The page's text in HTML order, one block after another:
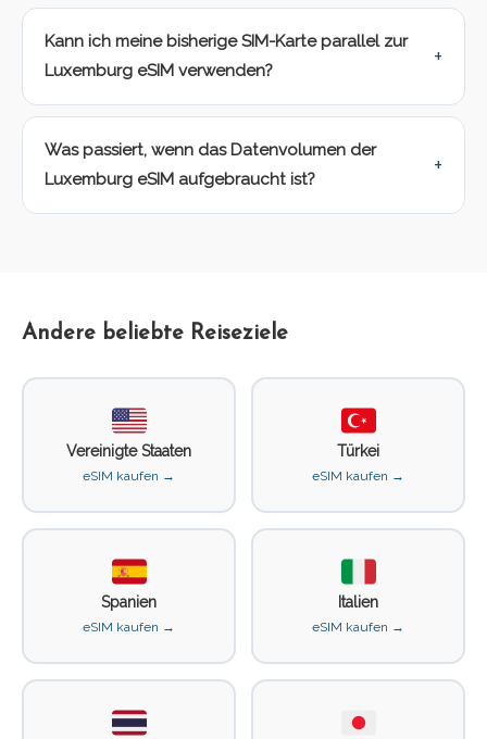
Kann ich meine bisherige SIM-Karte parallel zur
Luxemburg eSIM verwenden?
Was passiert, wenn das Datenvolumen der
Luxemburg eSIM aufgebraucht ist?
Andere beliebte Reiseziele
Vereinigte Staaten
eSIM kaufen →
Türkei
eSIM kaufen →
Spanien
eSIM kaufen →
Italien
eSIM kaufen →